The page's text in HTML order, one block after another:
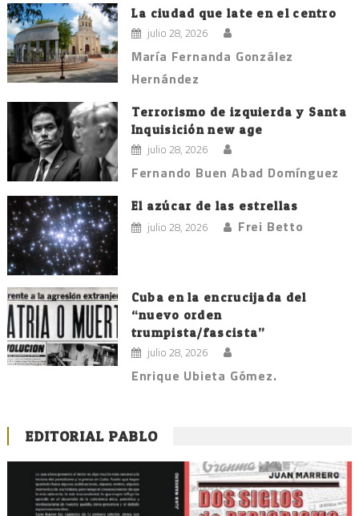
La ciudad que late en el centro
julio 28, 2026
María Fernanda González
Hernández
Terrorismo de izquierda y Santa
Inquisición new age
julio 28, 2026
Fernando Buen Abad Domínguez
El azúcar de las estrellas
julio 28, 2026 Frei Betto
Cuba en la encrucijada del
“nuevo orden
trumpista/fascista”
julio 28, 2026
Enrique Ubieta Gómez.
EDITORIAL PABLO